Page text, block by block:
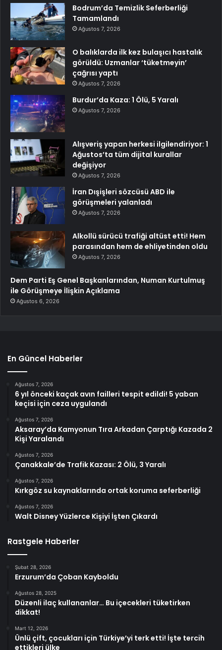
Bodrum’da Temizlik Seferberliği
Tamamlandı
Ağustos 7, 2026
O balıklarda ilk kez bulaşıcı hastalık
görüldü: Uzmanlar ‘tüketmeyin’
çağrısı yaptı
Ağustos 7, 2026
Burdur’da Kaza: 1 Ölü, 5 Yaralı
Ağustos 7, 2026
Alışveriş yapan herkesi ilgilendiriyor: 1
Ağustos’ta tüm dijital kurallar
değişiyor
Ağustos 7, 2026
İran Dışişleri sözcüsü ABD ile
görüşmeleri yalanladı
Ağustos 7, 2026
Alkollü sürücü trafiği altüst etti! Hem
parasından hem de ehliyetinden oldu
Ağustos 7, 2026
Dem Parti Eş Genel Başkanlarından, Numan Kurtulmuş
ile Görüşmeye İlişkin Açıklama
Ağustos 6, 2026
En Güncel Haberler
Ağustos 7, 2026
6 yıl önceki kaçak avın failleri tespit edildi! 5 yaban
keçisi için ceza uygulandı
Ağustos 7, 2026
Aksaray’da Kamyonun Tıra Arkadan Çarptığı Kazada 2
Kişi Yaralandı
Ağustos 7, 2026
Çanakkale’de Trafik Kazası: 2 Ölü, 3 Yaralı
Ağustos 7, 2026
Kırkgöz su kaynaklarında ortak koruma seferberliği
Ağustos 7, 2026
Walt Disney Yüzlerce Kişiyi İşten Çıkardı
Rastgele Haberler
Şubat 28, 2026
Erzurum’da Çoban Kayboldu
Ağustos 28, 2025
Düzenli ilaç kullananlar… Bu içecekleri tüketirken
dikkat!
Mart 12, 2026
Ünlü çift, çocukları için Türkiye’yi terk etti! İşte tercih
ettikleri ülke